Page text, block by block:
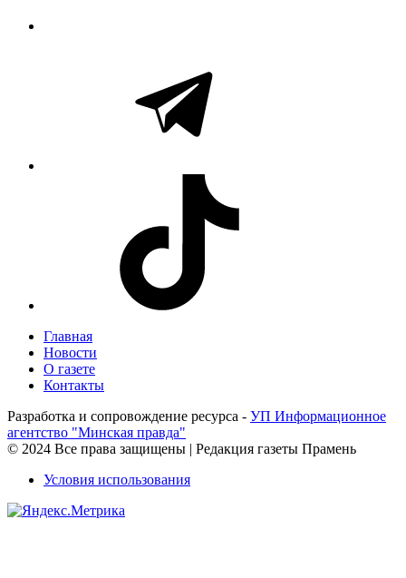
Главная
Новости
О газете
Контакты
Разработка и сопровождение ресурса - УП Информационное
агентство "Минская правда"
© 2024 Все права защищены | Редакция газеты Прамень
Условия использования